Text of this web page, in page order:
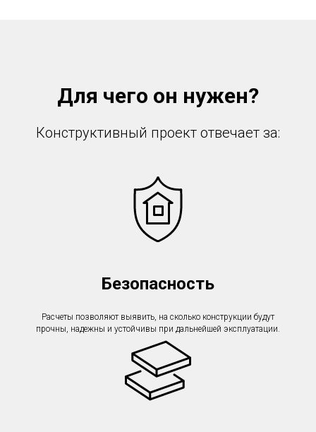
Для чего он нужен?
Конструктивный проект отвечает за:
Безопасность
Расчеты позволяют выявить, на сколько конструкции будут
прочны, надежны и устойчивы при дальнейшей эксплуатации.